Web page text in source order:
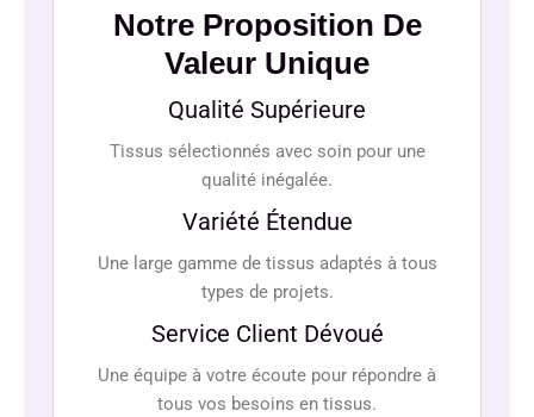
Notre Proposition De
Valeur Unique
Qualité Supérieure
Tissus sélectionnés avec soin pour une
qualité inégalée.
Variété Étendue
Une large gamme de tissus adaptés à tous
types de projets.
Service Client Dévoué
Une équipe à votre écoute pour répondre à
tous vos besoins en tissus.